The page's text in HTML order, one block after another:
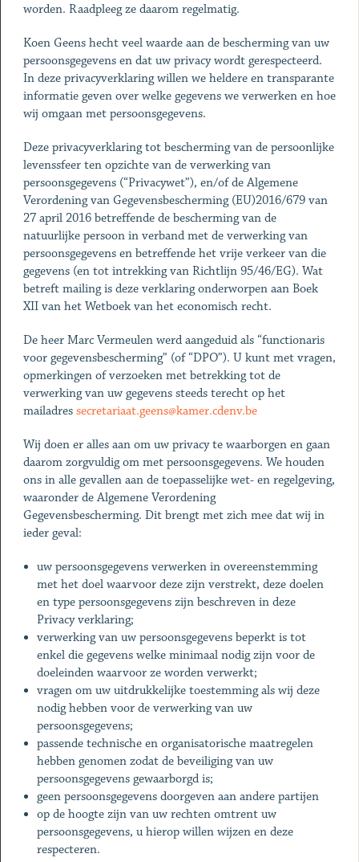
worden. Raadpleeg ze daarom regelmatig.
Koen Geens hecht veel waarde aan de bescherming van uw
persoonsgegevens en dat uw privacy wordt gerespecteerd.
In deze privacyverklaring willen we heldere en transparante
informatie geven over welke gegevens we verwerken en hoe
wij omgaan met persoonsgegevens.
Deze privacyverklaring tot bescherming van de persoonlijke
levenssfeer ten opzichte van de verwerking van
persoonsgegevens (“Privacywet”), en/of de Algemene
Verordening van Gegevensbescherming (EU)2016/679 van
27 april 2016 betreffende de bescherming van de
natuurlijke persoon in verband met de verwerking van
persoonsgegevens en betreffende het vrije verkeer van die
gegevens (en tot intrekking van Richtlijn 95/46/EG). Wat
betreft mailing is deze verklaring onderworpen aan Boek
XII van het Wetboek van het economisch recht.
De heer Marc Vermeulen werd aangeduid als “functionaris
voor gegevensbescherming” (of “DPO”). U kunt met vragen,
opmerkingen of verzoeken met betrekking tot de
verwerking van uw gegevens steeds terecht op het
mailadres secretariaat.geens@kamer.cdenv.be
Wij doen er alles aan om uw privacy te waarborgen en gaan
daarom zorgvuldig om met persoonsgegevens. We houden
ons in alle gevallen aan de toepasselijke wet- en regelgeving,
waaronder de Algemene Verordening
Gegevensbescherming. Dit brengt met zich mee dat wij in
ieder geval:
uw persoonsgegevens verwerken in overeenstemming
met het doel waarvoor deze zijn verstrekt, deze doelen
en type persoonsgegevens zijn beschreven in deze
Privacy verklaring;
verwerking van uw persoonsgegevens beperkt is tot
enkel die gegevens welke minimaal nodig zijn voor de
doeleinden waarvoor ze worden verwerkt;
vragen om uw uitdrukkelijke toestemming als wij deze
nodig hebben voor de verwerking van uw
persoonsgegevens;
passende technische en organisatorische maatregelen
hebben genomen zodat de beveiliging van uw
persoonsgegevens gewaarborgd is;
geen persoonsgegevens doorgeven aan andere partijen
op de hoogte zijn van uw rechten omtrent uw
persoonsgegevens, u hierop willen wijzen en deze
respecteren.